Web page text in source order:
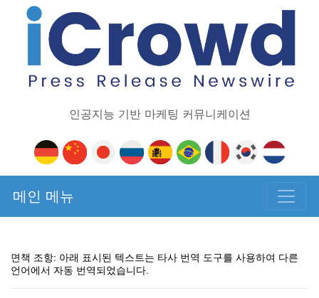
인공지능 기반 마케팅 커뮤니케이션
메인 메뉴
면책 조항: 아래 표시된 텍스트는 타사 번역 도구를 사용하여 다른
언어에서 자동 번역되었습니다.